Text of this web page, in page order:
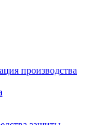
производства